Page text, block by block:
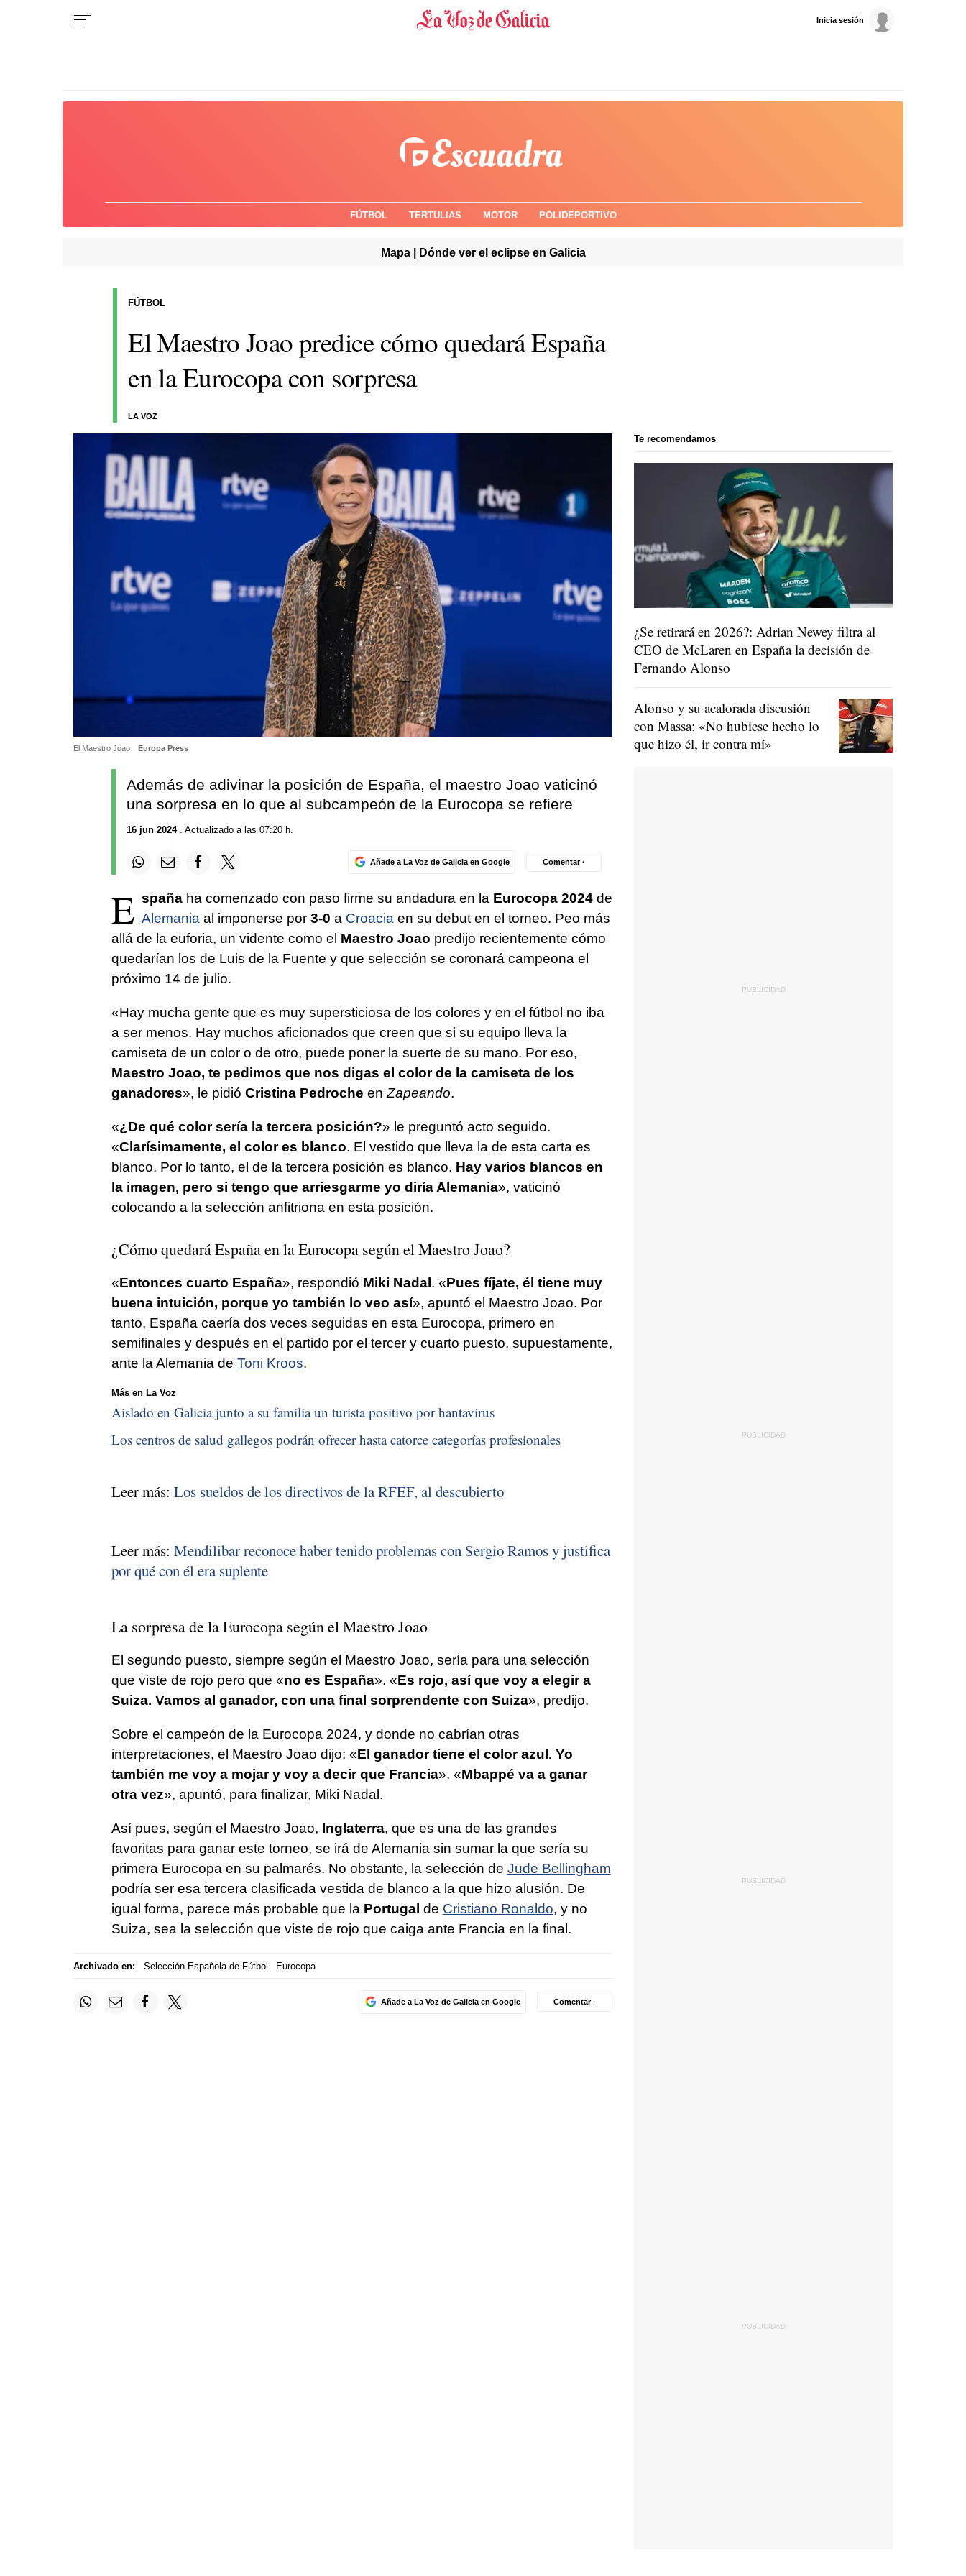
Inicia sesión
FÚTBOL TERTULIAS MOTOR POLIDEPORTIVO
Mapa | Dónde ver el eclipse en Galicia
El Maestro Joao predice cómo quedará España
en la Eurocopa con sorpresa
LA VOZ
FÚTBOL
El Maestro Joao Europa Press
Además de adivinar la posición de España, el maestro Joao vaticinó
una sorpresa en lo que al subcampeón de la Eurocopa se refiere
16 jun 2024. Actualizado a las 07:20 h.
Añade a La Voz de Galicia en Google Comentar ·
E spañaha comenzado con paso firme su andadura en la Eurocopa 2024de
Alemania al imponerse por 3-0 a Croacia en su debut en el torneo. Peo más
allá de la euforia, un vidente como el Maestro Joao predijo recientemente cómo
quedarían los de Luis de la Fuente y que selección se coronará campeona el
próximo 14 de julio.
«Hay mucha gente que es muy supersticiosa de los colores y en el fútbol no iba
a ser menos. Hay muchos aficionados que creen que si su equipo lleva la
camiseta de un color o de otro, puede poner la suerte de su mano. Por eso,
Maestro Joao, te pedimos que nos digas el color de la camiseta de los
ganadores», le pidió Cristina Pedroche en Zapeando.
«¿De qué color sería la tercera posición?» le preguntó acto seguido.
«Clarísimamente, el color es blanco. El vestido que lleva la de esta carta es
blanco. Por lo tanto, el de la tercera posición es blanco. Hay varios blancos en
la imagen, pero si tengo que arriesgarme yo diría Alemania», vaticinó
colocando a la selección anfitriona en esta posición.
¿Cómo quedará España en la Eurocopa según el Maestro Joao?
«Entonces cuarto España», respondió Miki Nadal. «Pues fíjate, él tiene muy
buena intuición, porque yo también lo veo así», apuntó el Maestro Joao. Por
tanto, España caería dos veces seguidas en esta Eurocopa, primero en
semifinales y después en el partido por el tercer y cuarto puesto, supuestamente,
ante la Alemania de Toni Kroos.
Más en La Voz
Aislado en Galicia junto a su familia un turista positivo por hantavirus
Los centros de salud gallegos podrán ofrecer hasta catorce categorías profesionales
Leer más: Los sueldos de los directivos de la RFEF, al descubierto
Leer más: Mendilibar reconoce haber tenido problemas con Sergio Ramos y justifica
por qué con él era suplente
La sorpresa de la Eurocopa según el Maestro Joao
El segundo puesto, siempre según el Maestro Joao, sería para una selección
que viste de rojo pero que «no es España». «Es rojo, así que voy a elegir a
Suiza. Vamos al ganador, con una final sorprendente con Suiza», predijo.
Sobre el campeón de la Eurocopa 2024, y donde no cabrían otras
interpretaciones, el Maestro Joao dijo: «El ganador tiene el color azul. Yo
también me voy a mojar y voy a decir que Francia». «Mbappé va a ganar
otra vez», apuntó, para finalizar, Miki Nadal.
Así pues, según el Maestro Joao, Inglaterra, que es una de las grandes
favoritas para ganar este torneo, se irá de Alemania sin sumar la que sería su
primera Eurocopa en su palmarés. No obstante, la selección de Jude Bellingham
podría ser esa tercera clasificada vestida de blanco a la que hizo alusión. De
igual forma, parece más probable que la Portugal de Cristiano Ronaldo, y no
Suiza, sea la selección que viste de rojo que caiga ante Francia en la final.
Archivado en: Selección Española de Fútbol Eurocopa
Añade a La Voz de Galicia en Google Comentar ·
Te recomendamos
¿Se retirará en 2026?: Adrian Newey filtra al
CEO de McLaren en España la decisión de
Fernando Alonso
Alonso y su acalorada discusión
con Massa: «No hubiese hecho lo
que hizo él, ir contra mí»